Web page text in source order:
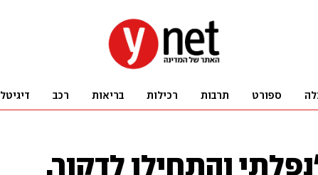
ספורט תרבות רכילות בריאות רכב דיגיטל
והתחילו לדקור,